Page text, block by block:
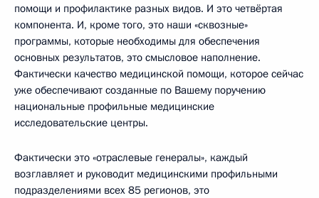
помощи и профилактике разных видов. И это четвёртая
компонента. И, кроме того, это наши «сквозные»
программы, которые необходимы для обеспечения
основных результатов, это смысловое наполнение.
Фактически качество медицинской помощи, которое сейчас
уже обеспечивают созданные по Вашему поручению
национальные профильные медицинские
исследовательские центры.
Фактически это «отраслевые генералы», каждый
возглавляет и руководит медицинскими профильными
подразделениями всех 85 регионов, это